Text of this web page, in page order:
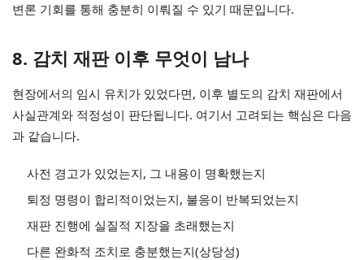
변론 기회를 통해 충분히 이뤄질 수 있기 때문입니다.
8. 감치 재판 이후 무엇이 남나
현장에서의 임시 유치가 있었다면, 이후 별도의 감치 재판에서
사실관계와 적정성이 판단됩니다. 여기서 고려되는 핵심은 다음
과 같습니다.
사전 경고가 있었는지, 그 내용이 명확했는지
퇴정 명령이 합리적이었는지, 불응이 반복되었는지
재판 진행에 실질적 지장을 초래했는지
다른 완화적 조치로 충분했는지(상당성)